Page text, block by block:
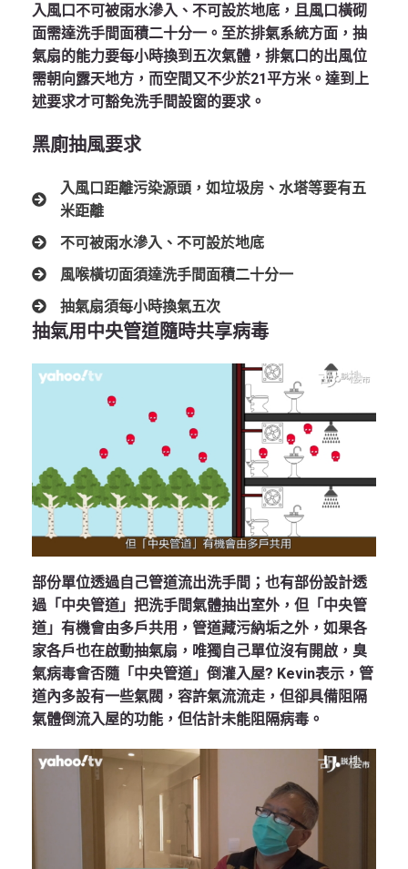
入風口不可被雨水滲入、不可設於地底，且風口橫砌
面需達洗手間面積二十分一。至於排氣系統方面，抽
氣扇的能力要每小時換到五次氣體，排氣口的出風位
需朝向露天地方，而空間又不少於21平方米。達到上
述要求才可豁免洗手間設窗的要求。
黑廁抽風要求
入風口距離污染源頭，如垃圾房、水塔等要有五
米距離
不可被雨水滲入、不可設於地底
風喉橫切面須達洗手間面積二十分一
抽氣扇須每小時換氣五次
抽氣用中央管道隨時共享病毒
部份單位透過自己管道流出洗手間；也有部份設計透
過「中央管道」把洗手間氣體抽出室外，但「中央管
道」有機會由多戶共用，管道藏污納垢之外，如果各
家各戶也在啟動抽氣扇，唯獨自己單位沒有開啟，臭
氣病毒會否隨「中央管道」倒灌入屋? Kevin表示，管
道內多設有一些氣閥，容許氣流流走，但卻具備阻隔
氣體倒流入屋的功能，但估計未能阻隔病毒。